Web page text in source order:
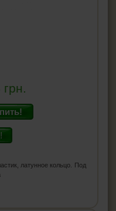
грн.
латунное кольцо. Под